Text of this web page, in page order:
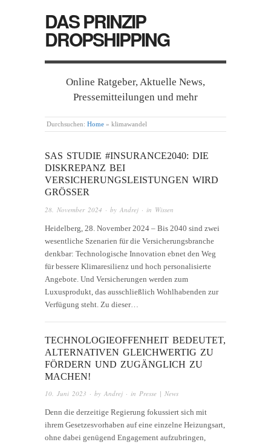
DAS PRINZIP
DROPSHIPPING
Online Ratgeber, Aktuelle News,
Pressemitteilungen und mehr
Durchsuchen: Home » klimawandel
SAS STUDIE #INSURANCE2040: DIE
DISKREPANZ BEI
VERSICHERUNGSLEISTUNGEN WIRD
GRÖSSER
28. November 2024 · by Andrej · in Wissen
Heidelberg, 28. November 2024 – Bis 2040 sind zwei
wesentliche Szenarien für die Versicherungsbranche
denkbar: Technologische Innovation ebnet den Weg
für bessere Klimaresilienz und hoch personalisierte
Angebote. Und Versicherungen werden zum
Luxusprodukt, das ausschließlich Wohlhabenden zur
Verfügung steht. Zu dieser…
TECHNOLOGIEOFFENHEIT BEDEUTET,
ALTERNATIVEN GLEICHWERTIG ZU
FÖRDERN UND ZUGÄNGLICH ZU
MACHEN!
10. Juni 2023 · by Andrej · in Presse | News
Denn die derzeitige Regierung fokussiert sich mit
ihrem Gesetzesvorhaben auf eine einzelne Heizungsart,
ohne dabei genügend Engagement aufzubringen,